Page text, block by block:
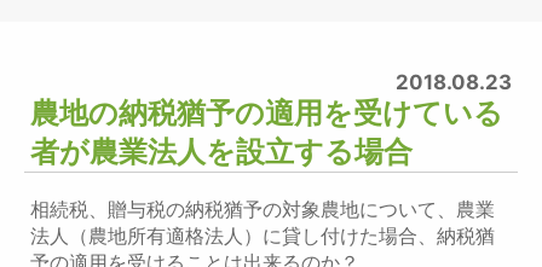
2018.08.23
農地の納税猶予の適用を受けている
者が農業法人を設立する場合
相続税、贈与税の納税猶予の対象農地について、農業
法人（農地所有適格法人）に貸し付けた場合、納税猶
予の適用を受けることは出来るのか？